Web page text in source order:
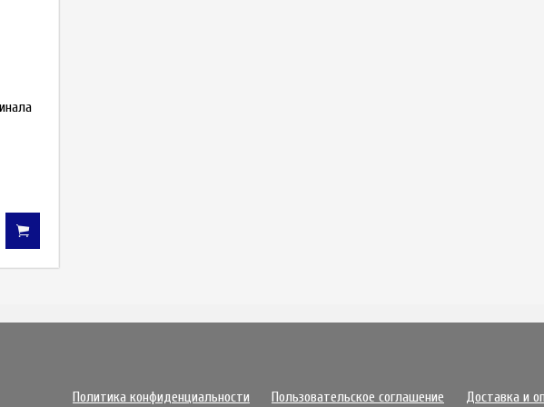
Политика конфиденциальности
Пользовательское соглашение Доставка и